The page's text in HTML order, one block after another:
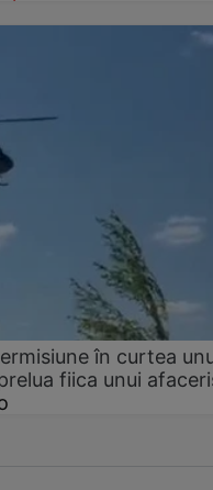
în curtea
fiica unui